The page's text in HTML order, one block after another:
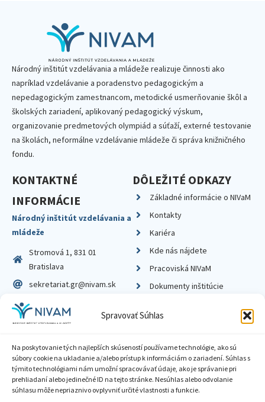
Spravovať Súhlas
Na poskytovanie tých najlepších skúseností používame technológie, ako sú
súbory cookie na ukladanie a/alebo prístup k informáciám o zariadení. Súhlas s
týmito technológiami nám umožní spracovávať údaje, ako je správanie pri
prehliadaní alebo jedinečné ID na tejto stránke. Nesúhlas alebo odvolanie
súhlasu môže nepriaznivo ovplyvniť určité vlastnosti a funkcie.
Národný inštitút vzdelávania a mládeže realizuje činnosti ako
napríklad vzdelávanie a poradenstvo pedagogickým a
nepedagogickým zamestnancom, metodické usmerňovanie škôl a
školských zariadení, aplikovaný pedagogický výskum,
organizovanie predmetových olympiád a súťaží, externé testovanie
na školách, neformálne vzdelávanie mládeže či správa knižničného
fondu.
KONTAKTNÉ
INFORMÁCIE
Národný inštitút vzdelávania a
mládeže
Stromová 1, 831 01
Bratislava
sekretariat.gr@nivam.sk
IČO: 00164348
DIČ: 2020798714
DÔLEŽITÉ ODKAZY
Základné informácie o NIVaM
Kontakty
Kariéra
Kde nás nájdete
Pracoviská NIVaM
Dokumenty inštitúcie
Zásady ochrany súkromia